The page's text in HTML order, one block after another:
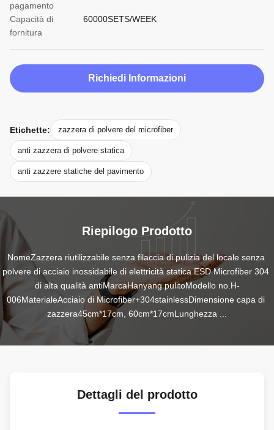
pagamento
Capacità di
fornitura
60000SETS/WEEK
Richiedi Informazioni
Etichette: zazzera di polvere del microfiber
anti zazzera di polvere statica
anti zazzere statiche del pavimento
Riepilogo Prodotto
NomeZazzera riutilizzabile senza filaccia di pulizia del locale senza
polvere di acciaio inossidabile di elettricità statica ESD Microfiber 304
di alta qualità antiMarcaHanyang pulitoModello no.H-
006MaterialeAcciaio di Microfiber+304stainlessDimensione capa di
zazzera45cm*17cm, 60cm*17cmLunghezza ...
Dettagli del prodotto